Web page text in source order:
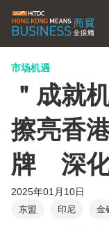
市场机遇
＂成就
擦亮香
牌 深化
2025年01月10日
东盟 印尼 金